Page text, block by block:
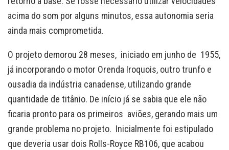
acima do som por alguns minutos, essa autonomia seria
ainda mais comprometida.
O projeto demorou 28 meses, iniciado em junho de 1955,
já incorporando o motor Orenda Iroquois, outro trunfo e
ousadia da indústria canadense, utilizando grande
quantidade de titânio. De início já se sabia que ele não
ficaria pronto para os primeiros aviões, gerando mais um
grande problema no projeto. Inicialmente foi estipulado
que deveria usar dois Rolls-Royce RB106, que acabou